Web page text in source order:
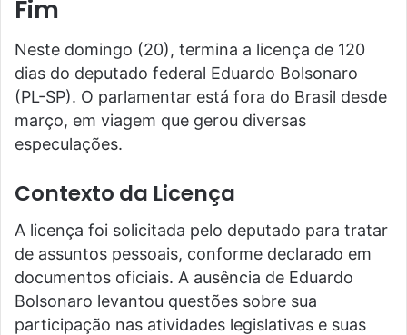
Fim
Neste domingo (20), termina a licença de 120
dias do deputado federal Eduardo Bolsonaro
(PL-SP). O parlamentar está fora do Brasil desde
março, em viagem que gerou diversas
especulações.
Contexto da Licença
A licença foi solicitada pelo deputado para tratar
de assuntos pessoais, conforme declarado em
documentos oficiais. A ausência de Eduardo
Bolsonaro levantou questões sobre sua
participação nas atividades legislativas e suas